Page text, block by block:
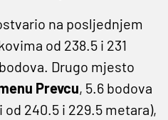
na posljednjem
od 238.5 i 231
Drugo mjesto
Prevcu, 5.6 bodova
240.5 i 229.5 metara),